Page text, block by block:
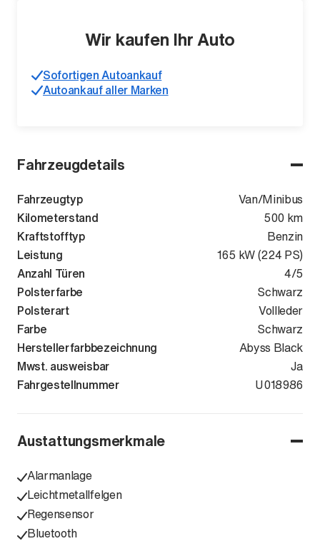
Fahrzeugdetails
Fahrzeugtyp
Van/Minibus
Kilometerstand
500 km
Kraftstofftyp
Benzin
Leistung
165 kW (224 PS)
Anzahl Türen
4/5
Polsterfarbe
Schwarz
Polsterart
Vollleder
Farbe
Schwarz
Herstellerfarbbezeichnung
Abyss Black
Mwst. ausweisbar
Ja
Fahrgestellnummer
U018986
Austattungsmerkmale
Alarmanlage
Leichtmetallfelgen
Regensensor
Bluetooth
Wir kaufen Ihr Auto
Sofortigen Autoankauf
Autoankauf aller Marken